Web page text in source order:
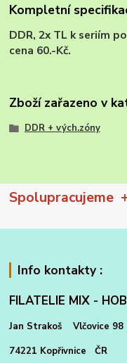
Kompletní
DDR, 2x TL k seriím
cena 60.-Kč.
Zboží zařazeno v
DDR + vých.zóny
Info kontakty :
FILATELIE MIX -
Jan Strakoš Vlčovice 98
74221 Kopřivnice ČR